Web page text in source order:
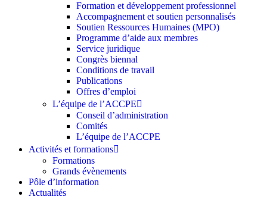
Formation et développement professionnel
Accompagnement et soutien personnalisés
Soutien Ressources Humaines (MPO)
Programme d’aide aux membres
Service juridique
Congrès biennal
Conditions de travail
Publications
Offres d’emploi
L’équipe de l’ACCPE
Conseil d’administration
Comités
L’équipe de l’ACCPE
Activités et formations
Formations
Grands évènements
Pôle d’information
Actualités